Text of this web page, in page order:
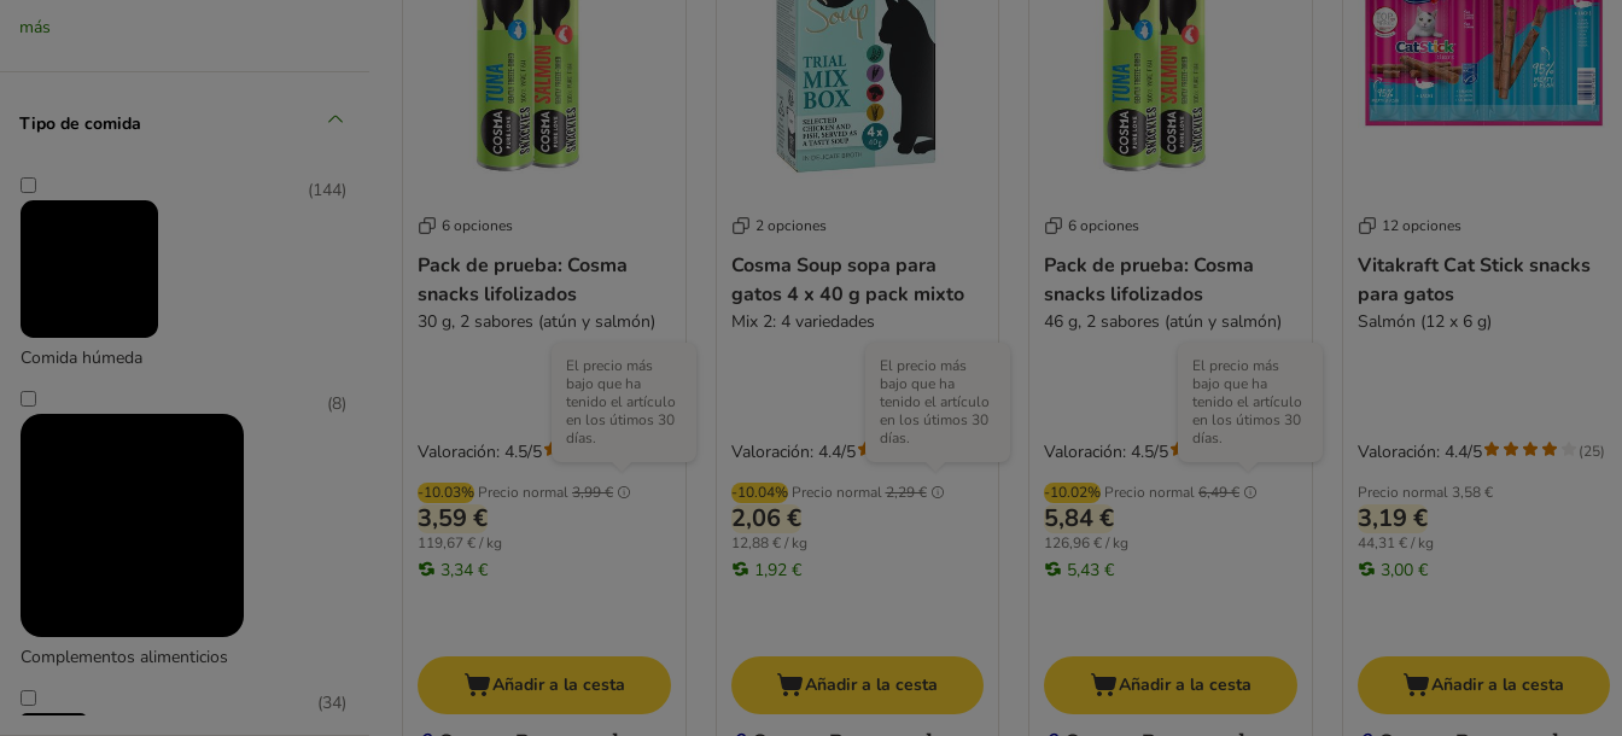
Animonda Carny
Applaws
(5)
más
Tipo de comida
Comida húmeda
(144)
Complementos alimenticios
(8)
(34)
6 opciones
Pack de prueba: Cosma
snacks lifolizados
30 g, 2 sabores (atún y salmón)
-10.03% Precio normal3,99 €
El precio más
bajo que ha
tenido el artículo
en los útimos 30
días.
3,59 €
119,67 € / kg
3,34 €
Valoración: 4.5/5
Añadir a la cesta
2 opciones
Cosma Soup sopa para
gatos 4 x 40 g pack mixto
Mix 2: 4 variedades
-10.04% Precio normal2,29 €
El precio más
bajo que ha
tenido el artículo
en los útimos 30
días.
2,06 €
12,88 € / kg
1,92 €
Valoración: 4.4/5
Añadir a la cesta
6 opciones
Pack de prueba: Cosma
snacks lifolizados
46 g, 2 sabores (atún y salmón)
-10.02% Precio normal6,49 €
El precio más
bajo que ha
tenido el artículo
en los útimos 30
días.
5,84 €
126,96 € / kg
5,43 €
Valoración: 4.5/5
Añadir a la cesta
12 opciones
Vitakraft Cat Stick snacks
para gatos
Salmón (12 x 6 g)
Precio normal 3,58 €
3,19 €
44,31 € / kg
3,00 €
Valoración: 4.4/5 (25)
Añadir a la cesta